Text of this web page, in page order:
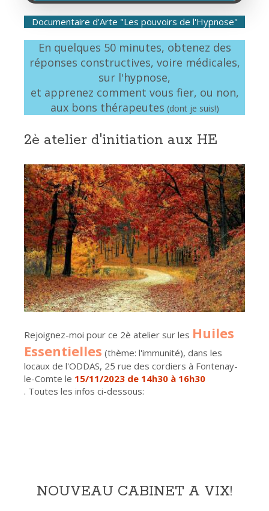
Documentaire d'Arte "Les pouvoirs de l'Hypnose"
En quelques 50 minutes, obtenez des
réponses constructives, voire médicales,
sur l'hypnose,
et apprenez comment vous fier, ou non,
aux bons thérapeutes (dont je suis!)
2è atelier d'initiation aux HE
Rejoignez-moi pour ce 2è atelier sur les Huiles
Essentielles (thème: l'immunité), dans les
locaux de l'ODDAS, 25 rue des cordiers à Fontenay-
le-Comte le 15/11/2023 de 14h30 à 16h30
. Toutes les infos ci-dessous:
NOUVEAU CABINET A VIX!